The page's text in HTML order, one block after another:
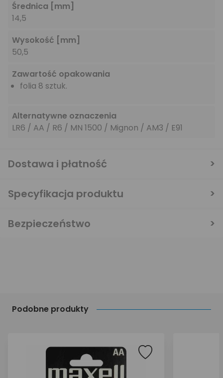
Podobne produkty
Średnica [mm]
14,5
Wysokość [mm]
50,5
Zawartość opakowania
folia 8 sztuk.
Alternatywne oznaczenia
LR6 / AA / R6 / MN 1500 / Mignon / AM3 / E91
Dostawa i płatność
Specyfikacja produktu
Bezpieczeństwo